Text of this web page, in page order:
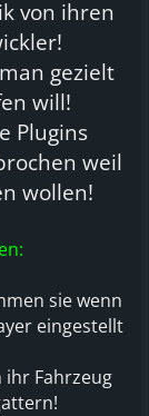
von ihren
gezielt
will!
Plugins
weil
wollen!
sie wenn
eingestellt
Fahrzeug